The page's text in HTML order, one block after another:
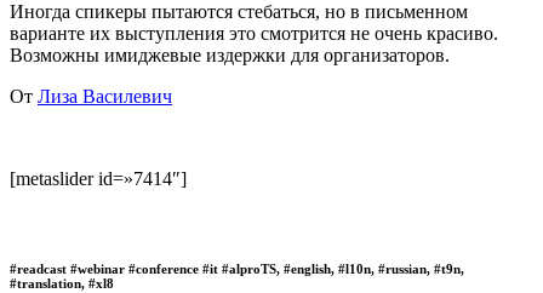
Иногда спикеры пытаются стебаться, но в письменном
варианте их выступления это смотрится не очень красиво.
Возможны имиджевые издержки для организаторов.
От Лиза Василевич
[metaslider id=»7414″]
#readcast #webinar #conference #it #alproTS, #english, #l10n, #russian, #t9n,
#translation, #xl8